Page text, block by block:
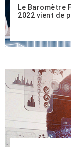
Le Baromètre
2022 vient de
transition.